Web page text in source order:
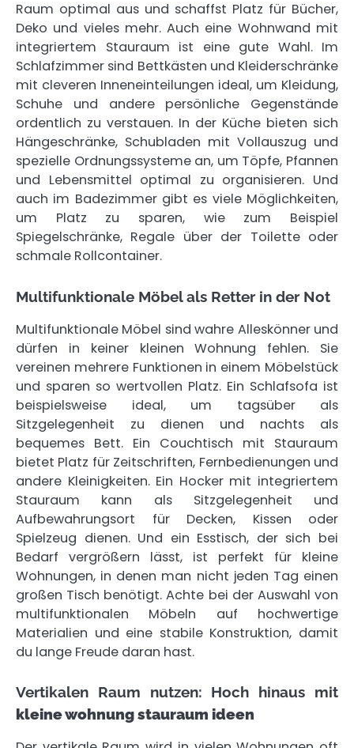
Raum optimal aus und schaffst Platz für Bücher,
Deko und vieles mehr. Auch eine Wohnwand mit
integriertem Stauraum ist eine gute Wahl. Im
Schlafzimmer sind Bettkästen und Kleiderschränke
mit cleveren Inneneinteilungen ideal, um Kleidung,
Schuhe und andere persönliche Gegenstände
ordentlich zu verstauen. In der Küche bieten sich
Hängeschränke, Schubladen mit Vollauszug und
spezielle Ordnungssysteme an, um Töpfe, Pfannen
und Lebensmittel optimal zu organisieren. Und
auch im Badezimmer gibt es viele Möglichkeiten,
um Platz zu sparen, wie zum Beispiel
Spiegelschränke, Regale über der Toilette oder
schmale Rollcontainer.
Multifunktionale Möbel als Retter in der Not
Multifunktionale Möbel sind wahre Alleskönner und
dürfen in keiner kleinen Wohnung fehlen. Sie
vereinen mehrere Funktionen in einem Möbelstück
und sparen so wertvollen Platz. Ein Schlafsofa ist
beispielsweise ideal, um tagsüber als
Sitzgelegenheit zu dienen und nachts als
bequemes Bett. Ein Couchtisch mit Stauraum
bietet Platz für Zeitschriften, Fernbedienungen und
andere Kleinigkeiten. Ein Hocker mit integriertem
Stauraum kann als Sitzgelegenheit und
Aufbewahrungsort für Decken, Kissen oder
Spielzeug dienen. Und ein Esstisch, der sich bei
Bedarf vergrößern lässt, ist perfekt für kleine
Wohnungen, in denen man nicht jeden Tag einen
großen Tisch benötigt. Achte bei der Auswahl von
multifunktionalen Möbeln auf hochwertige
Materialien und eine stabile Konstruktion, damit
du lange Freude daran hast.
Vertikalen Raum nutzen: Hoch hinaus mit
kleine wohnung stauraum ideen